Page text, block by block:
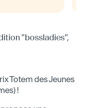
impliquée
"bossladies",
Totem des Jeunes
!